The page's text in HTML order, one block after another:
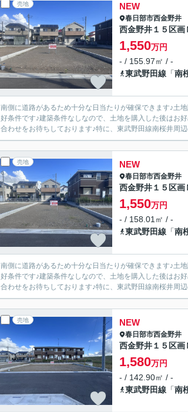
売地 NEW
春日部市西金野井
西金野井１５区画
1,550万円
- / 155.97㎡ / -
東武野田線 「南
南側に道路があるため十分な日当たりが確保できます♪土
好条件です♪建築条件なしなので、土地を購入した後はお
合わせをお待ちしております♪特に、東武野田線南桜井周
売地 NEW
春日部市西金野井
西金野井１５区画
1,550万円
- / 158.01㎡ / -
東武野田線 「南
南側に道路があるため十分な日当たりが確保できます♪土
好条件です♪建築条件なしなので、土地を購入した後はお
合わせをお待ちしております♪特に、東武野田線南桜井周
売地 NEW
春日部市西金野井
西金野井１５区画
1,580万円
- / 142.90㎡ / -
東武野田線 「南